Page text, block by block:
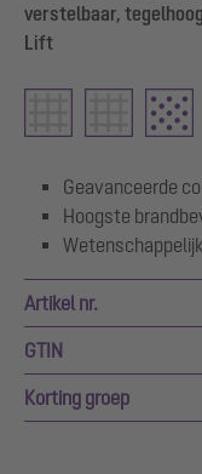
verstelbaar,
Lift
Geavanceerde
Hoogste
Artikel nr.
GTIN
Korting groep